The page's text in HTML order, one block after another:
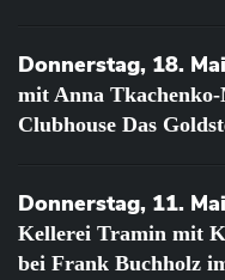
Donnerstag, 18.
mit Anna
Clubhouse Das
Donnerstag, 11.
Kellerei Tramin mit
bei Frank Buchholz